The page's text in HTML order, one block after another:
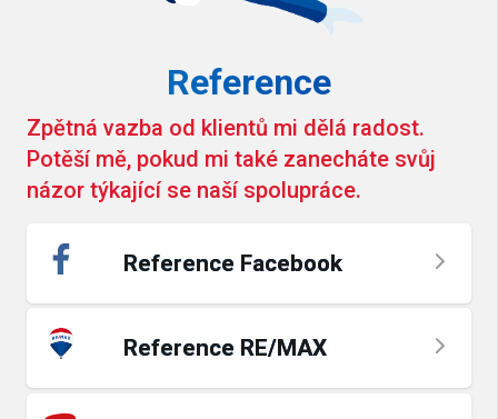
Reference
Zpětná vazba od klientů mi dělá radost.
Potěší mě, pokud mi také zanecháte svůj
názor týkající se naší spolupráce.
Reference Facebook
Reference RE/MAX